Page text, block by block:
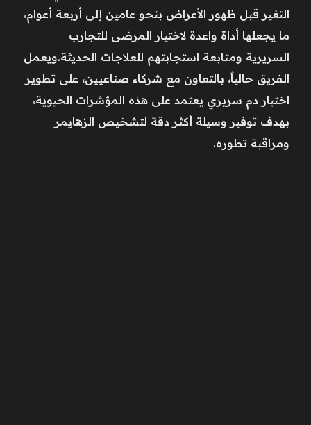
التغير قبل ظهور الأعراض بنحو عامين إلى أربعة أعوام،
ما يجعلها أداة واعدة لاختيار المرضى للتجارب
السريرية ومتابعة استجابتهم للعلاجات الحديثة.ويعمل
الفريق حالياً، بالتعاون مع شركاء صناعيين، على تطوير
اختبار دم سريري يعتمد على هذه المؤشرات الحيوية،
بهدف توفير وسيلة أكثر دقة لتشخيص الزهايمر
ومراقبة تطوره.